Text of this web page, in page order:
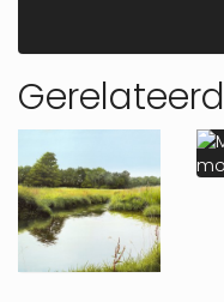
Gerelateerd